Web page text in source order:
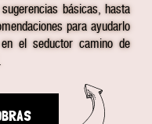
básicas, hasta
para ayudarlo
el seductor camino de